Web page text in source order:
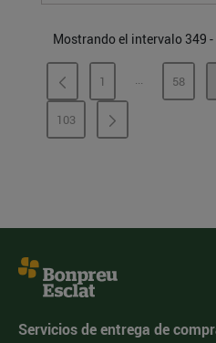
Mostrando el intervalo 349
PÁGINA
1 ...PÁGINAS
58
PÁGINA
103
Servicios de entrega de